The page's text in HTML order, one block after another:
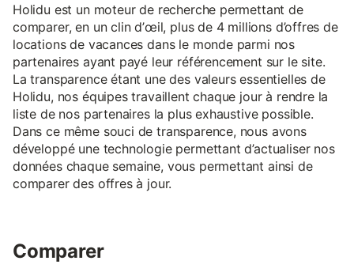
Holidu est un moteur de recherche permettant de
comparer, en un clin d’œil, plus de 4 millions d’offres de
locations de vacances dans le monde parmi nos
partenaires ayant payé leur référencement sur le site.
La transparence étant une des valeurs essentielles de
Holidu, nos équipes travaillent chaque jour à rendre la
liste de nos partenaires la plus exhaustive possible.
Dans ce même souci de transparence, nous avons
développé une technologie permettant d’actualiser nos
données chaque semaine, vous permettant ainsi de
comparer des offres à jour.
Comparer